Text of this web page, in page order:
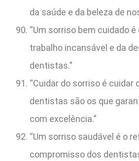
da saúde e da beleza de
“Um sorriso bem cuidado
trabalho incansável e da
dentistas.”
“Cuidar do sorriso é cuidar
dentistas são os que
com excelência.”
“Um sorriso saudável é o
compromisso dos